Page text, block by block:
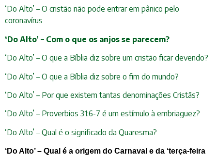
‘Do Alto’ – O cristão não pode entrar em pânico pelo
coronavírus
‘Do Alto’ – Com o que os anjos se parecem?
‘Do Alto’ – O que a Bíblia diz sobre um cristão ficar devendo?
‘Do Alto’ – O que a Bíblia diz sobre o fim do mundo?
‘Do Alto’ – Por que existem tantas denominações Cristãs?
‘Do Alto’ – Proverbios 31:6-7 é um estímulo à embriaguez?
‘Do Alto’ – Qual é o significado da Quaresma?
‘Do Alto’ – Qual é a origem do Carnaval e da ‘terça-feira